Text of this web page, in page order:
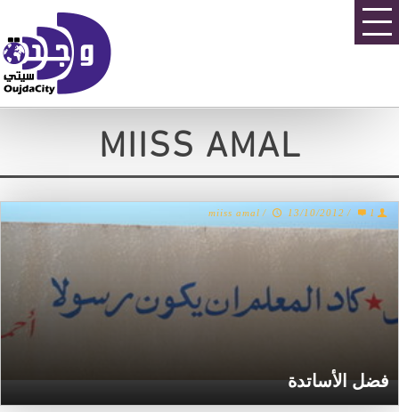
MIISS AMAL
فضل الأساتدة
miiss amal / 13/10/2012 / 1